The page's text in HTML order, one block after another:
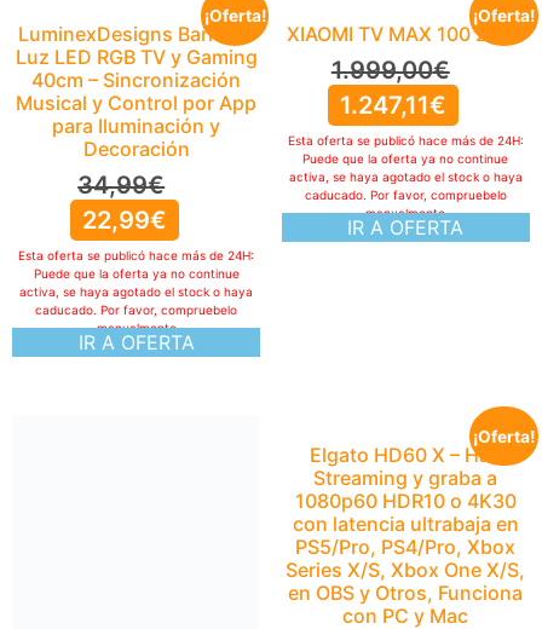
¡Oferta!
LuminexDesigns Barra de
Luz LED RGB TV y Gaming
40cm – Sincronización
Musical y Control por App
para Iluminación y
Decoración
34,99€
22,99€
IR A OFERTA
Esta oferta se publicó hace más de 24H:
Puede que la oferta ya no continue
activa, se haya agotado el stock o haya
caducado. Por favor, compruebelo
manualmente
¡Oferta!
XIAOMI TV MAX 100 2025
1.999,00€
1.247,11€
IR A OFERTA
Esta oferta se publicó hace más de 24H:
Puede que la oferta ya no continue
activa, se haya agotado el stock o haya
caducado. Por favor, compruebelo
manualmente
¡Oferta!
Elgato HD60 X – Haz
Streaming y graba a
1080p60 HDR10 o 4K30
con latencia ultrabaja en
PS5/Pro, PS4/Pro, Xbox
Series X/S, Xbox One X/S,
en OBS y Otros, Funciona
con PC y Mac